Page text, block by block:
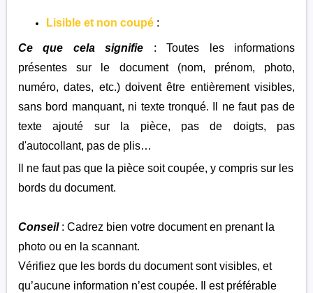
Lisible et non coupé :
Ce que cela signifie
: Toutes les informations
présentes sur le document (nom, prénom, photo,
numéro, dates, etc.) doivent être entièrement visibles,
sans bord manquant, ni texte tronqué. Il ne faut pas de
texte ajouté sur la pièce, pas de doigts, pas
d'autocollant, pas de plis…
Il ne faut pas que la pièce soit coupée, y compris sur les
bords du document.
Conseil : Cadrez bien votre document en prenant la
photo ou en la scannant.
Vérifiez que les bords du document sont visibles, et
qu’aucune information n’est coupée. Il est préférable